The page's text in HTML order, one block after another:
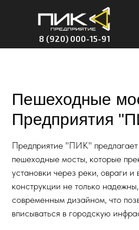
8 (920) 000-15-91
Пешеходные
Предприятия
Предприятие "ПИК"
пешеходные мосты, которые
установки через реки, овраги и
конструкции не только
современным дизайном, что
вписываться в городскую